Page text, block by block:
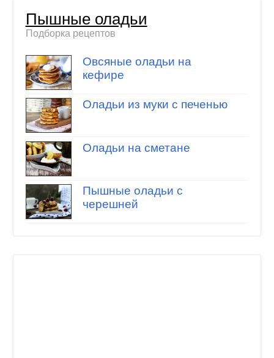
Пышные оладьи
Подборка рецептов
Овсяные оладьи на
кефире
Оладьи из муки с печенью
Оладьи на сметане
Пышные оладьи с
черешней